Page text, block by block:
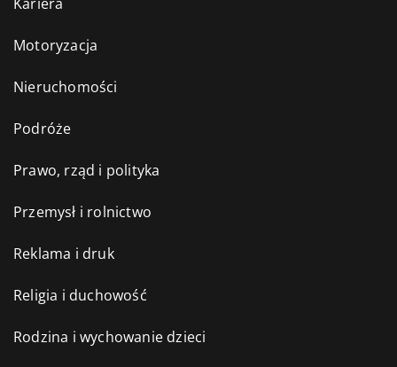
Motoryzacja
Nieruchomości
Podróże
Prawo, rząd i polityka
Przemysł i rolnictwo
Reklama i druk
Religia i duchowość
Rodzina i wychowanie dzieci